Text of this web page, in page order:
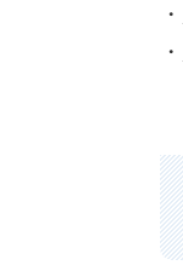
・
・